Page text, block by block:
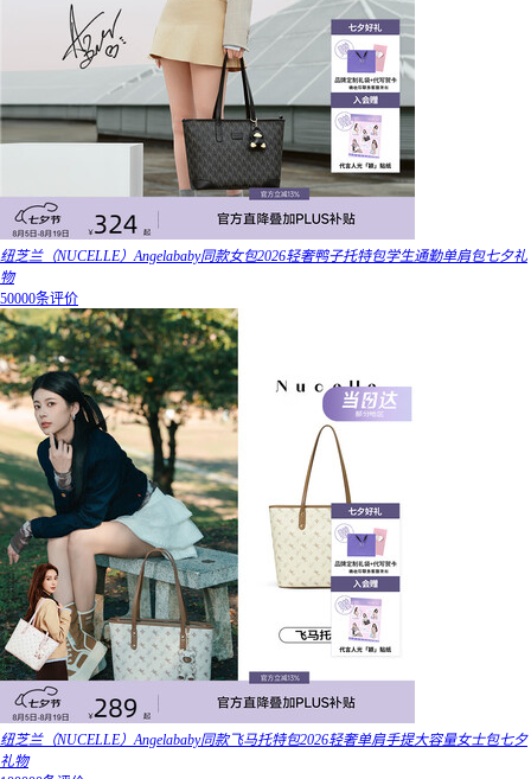
纽芝兰（NUCELLE）Angelababy同款女包2026轻奢鸭子托特包学生通勤单肩包七夕礼
物
50000条评价
纽芝兰（NUCELLE）Angelababy同款飞马托特包2026轻奢单肩手提大容量女士包七夕
礼物